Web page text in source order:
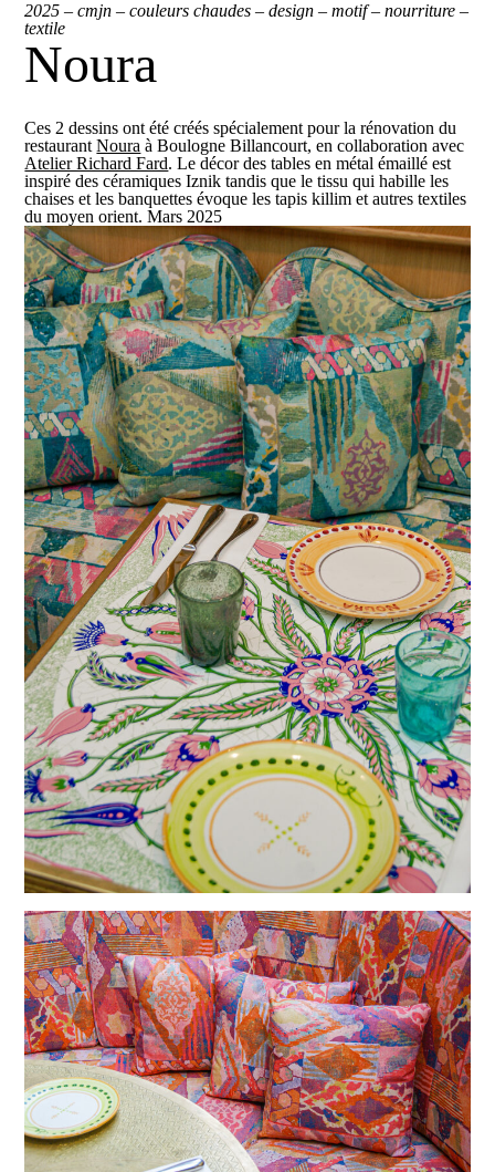
2025 –cmjn –couleurs chaudes –design –motif–nourriture –
textile
Noura
Ces 2 dessins ont été créés spécialement pour la rénovation du
restaurantNoura à Boulogne Billancourt, en collaboration avec
Atelier Richard Fard. Le décor des tables en métal émaillé est
inspiré des céramiques Iznik tandis que le tissu qui habille les
chaises et les banquettes évoque les tapis killim et autres textiles
du moyen orient. Mars 2025